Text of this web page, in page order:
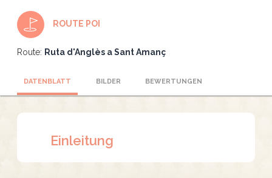
ROUTE POI
Route: Ruta d'Anglès a Sant Amanç
DATENBLATT BILDER BEWERTUNGEN
Einleitung